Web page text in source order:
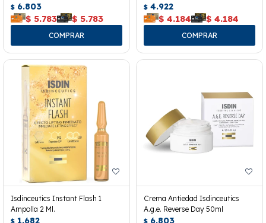
$ 6.803
$ 5.783 $ 5.783
$ 4.922
$ 4.184 $ 4.184
Isdinceutics Instant Flash 1
Ampolla 2 Ml.
$ 1.682
Crema Antiedad Isdinceutics
A.g.e. Reverse Day 50ml
$ 6.803